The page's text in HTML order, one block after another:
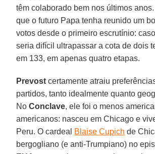
têm colaborado bem nos últimos
que o futuro Papa tenha reunido um
votos desde o primeiro escrutínio:
seria difícil ultrapassar a cota de dois
em 133, em apenas quatro etapas.
Prevost certamente atraiu
partidos, tanto idealmente quanto
NoConclave, ele foi o menos
americanos: nasceu em Chicago e
Peru. O cardeal Blaise Cupich de
bergogliano (e anti-Trumpiano) no